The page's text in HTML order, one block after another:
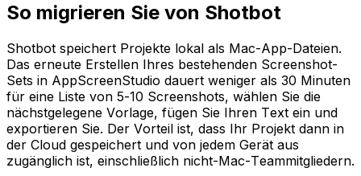
So migrieren Sie von Shotbot
Shotbot speichert Projekte lokal als Mac-App-Dateien.
Das erneute Erstellen Ihres bestehenden Screenshot-
Sets in AppScreenStudio dauert weniger als 30 Minuten
für eine Liste von 5-10 Screenshots, wählen Sie die
nächstgelegene Vorlage, fügen Sie Ihren Text ein und
exportieren Sie. Der Vorteil ist, dass Ihr Projekt dann in
der Cloud gespeichert und von jedem Gerät aus
zugänglich ist, einschließlich nicht-Mac-Teammitgliedern.